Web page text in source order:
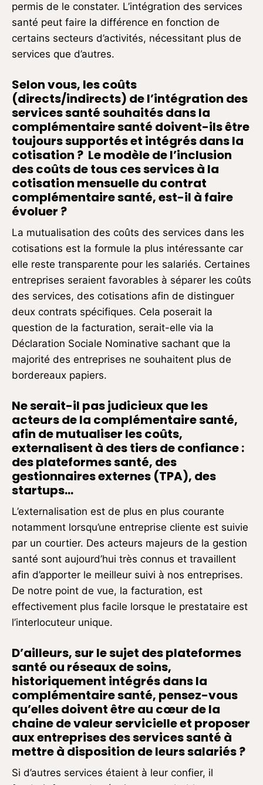
permis de le constater. L’intégration des services
santé peut faire la différence en fonction de
certains secteurs d’activités, nécessitant plus de
services que d’autres.
Selon vous, les coûts
(directs/indirects) de l’intégration des
services santé souhaités dans la
complémentaire santé doivent-ils être
toujours supportés et intégrés dans la
cotisation ? Le modèle de l’inclusion
des coûts de tous ces services à la
cotisation mensuelle du contrat
complémentaire santé, est-il à faire
évoluer ?
La mutualisation des coûts des services dans les
cotisations est la formule la plus intéressante car
elle reste transparente pour les salariés. Certaines
entreprises seraient favorables à séparer les coûts
des services, des cotisations afin de distinguer
deux contrats spécifiques. Cela poserait la
question de la facturation, serait-elle via la
Déclaration Sociale Nominative sachant que la
majorité des entreprises ne souhaitent plus de
bordereaux papiers.
Ne serait-il pas judicieux que les
acteurs de la complémentaire santé,
afin de mutualiser les coûts,
externalisent à des tiers de confiance :
des plateformes santé, des
gestionnaires externes (TPA), des
startups…
L’externalisation est de plus en plus courante
notamment lorsqu’une entreprise cliente est suivie
par un courtier. Des acteurs majeurs de la gestion
santé sont aujourd’hui très connus et travaillent
afin d’apporter le meilleur suivi à nos entreprises.
De notre point de vue, la facturation, est
effectivement plus facile lorsque le prestataire est
l’interlocuteur unique.
D’ailleurs, sur le sujet des plateformes
santé ou réseaux de soins,
historiquement intégrés dans la
complémentaire santé, pensez-vous
qu’elles doivent être au cœur de la
chaine de valeur servicielle et proposer
aux entreprises des services santé à
mettre à disposition de leurs salariés ?
Si d’autres services étaient à leur confier, il